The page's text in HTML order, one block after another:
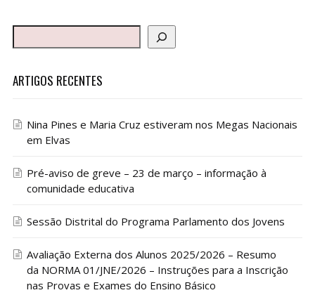
ARTIGOS RECENTES
Nina Pines e Maria Cruz estiveram nos Megas Nacionais
em Elvas
Pré-aviso de greve – 23 de março – informação à
comunidade educativa
Sessão Distrital do Programa Parlamento dos Jovens
Avaliação Externa dos Alunos 2025/2026 – Resumo
da NORMA 01/JNE/2026 – Instruções para a Inscrição
nas Provas e Exames do Ensino Básico